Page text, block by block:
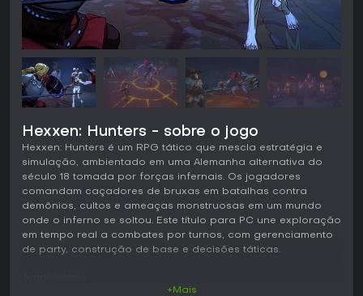
Hexxen: Hunters - sobre o jogo
Hexxen: Hunters é um RPG tático que mescla estratégia e
simulação, ambientado em uma Alemanha alternativa do
século 18 tomada por forças infernais. Os jogadores
comandam caçadores de bruxas em batalhas contra
demônios, cultos e ameaças monstruosas em um mundo
onde o inferno se soltou. Este título para PC une exploração
em tempo real a combates por turnos, com gerenciamento
de party, construção de base e decisões táticas.
+Mais